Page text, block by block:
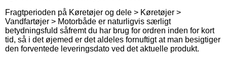
Fragtperioden på Køretøjer og dele > Køretøjer >
Vandfartøjer > Motorbåde er naturligvis særligt
betydningsfuld såfremt du har brug for ordren inden for kort
tid, så i det øjemed er det aldeles fornuftigt at man besigtiger
den forventede leveringsdato ved det aktuelle produkt.